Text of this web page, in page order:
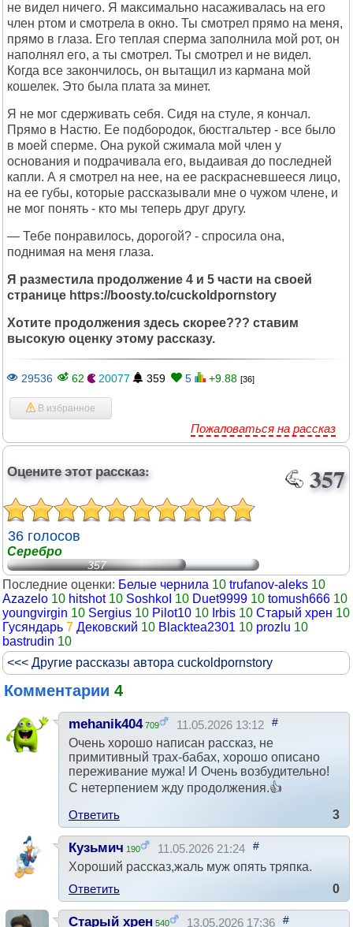
не видел ничего. Я максимально насаживалась на его
член ртом и смотрела в окно. Ты смотрел прямо на меня,
прямо в глаза. Его теплая сперма заполнила мой рот, он
наполнял его, а ты смотрел. Ты смотрел и не видел.
Когда все закончилось, он вытащил из кармана мой
кошелек. Это была плата за минет.
Я не мог сдерживать себя. Сидя на стуле, я кончал.
Прямо в Настю. Ее подбородок, бюстгальтер - все было
в моей сперме. Она рукой сжимала мой член у
основания и подрачивала его, выдаивая до последней
капли. А я смотрел на нее, на ее раскрасневшееся лицо,
на ее губы, которые рассказывали мне о чужом члене, и
не мог понять - кто мы теперь друг другу.
— Тебе понравилось, дорогой? - спросила она,
поднимая на меня глаза.
Я разместила продолжение 4 и 5 части на своей
странице https://boosty.to/cuckoldpornstory
Хотите продолжения здесь скорее??? ставим
высокую оценку этому рассказу.
29536 62 20077 359 5 +9.88 [36]
В избранное
Пожаловаться на рассказ
Оцените этот рассказ: 357
36 голосов
Серебро
357
Последние оценки: Белые чернила 10 trufanov-aleks 10
Azazelo 10 hitshot 10 SoshkoI 10 Duet9999 10 tomush666 10
youngvirgin 10 Sergius 10 Pilot10 10 Irbis 10 Старый хрен 10
Гусяндарь 7 Дековский 10 Blacktea2301 10 prozlu 10
bastrudin 10
<<< Другие рассказы автора cuckoldpornstory
Комментарии 4
mehanik404 709 11.05.2026 13:12 #
Очень хорошо написан рассказ, не
примитивный трах-бабах, хорошо описано
переживание мужа! И Очень возбудительно!
С нетерпением жду продолжения.👍
Ответить
3
Кузьмич 190 11.05.2026 21:24 #
Хороший рассказ,жаль муж опять тряпка.
Ответить
0
Старый хрен 540 13.05.2026 17:36 #